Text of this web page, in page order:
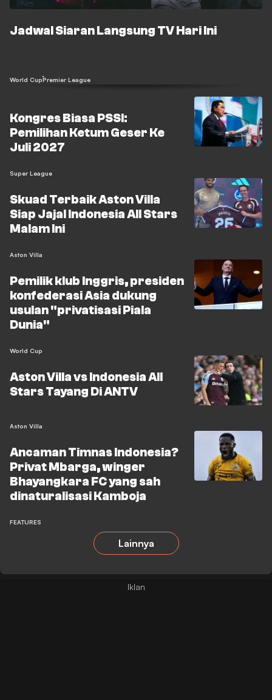
Jadwal Siaran Langsung TV Hari Ini
World CupPremier League
Kongres Biasa PSSI:
Pemilihan Ketum Geser Ke
Juli 2027
Super League
Skuad Terbaik Aston Villa
Siap Jajal Indonesia All Stars
Malam Ini
Aston Villa
Pemilik klub Inggris, presiden
konfederasi Asia dukung
usulan "privatisasi Piala
Dunia"
World Cup
Aston Villa vs Indonesia All
Stars Tayang Di ANTV
Aston Villa
Ancaman Timnas Indonesia?
Privat Mbarga, winger
Bhayangkara FC yang sah
dinaturalisasi Kamboja
FEATURES
Lainnya